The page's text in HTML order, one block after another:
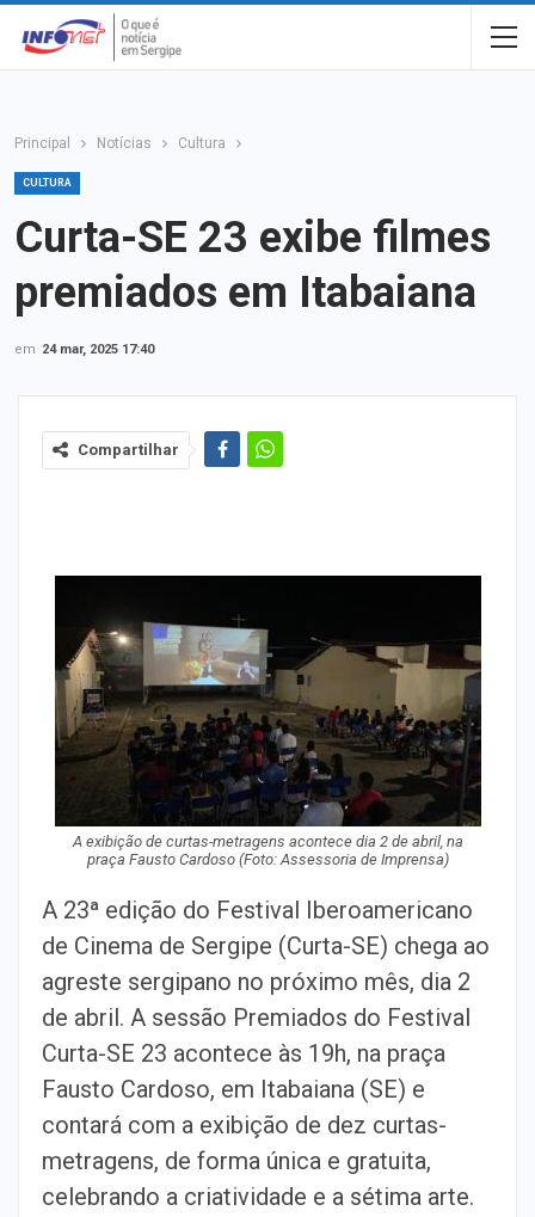
Principal Notícias Cultura
CULTURA
Curta-SE 23 exibe filmes
premiados em Itabaiana
em 24 mar, 2025 17:40
Compartilhar
A exibição de curtas-metragens acontece dia 2 de abril, na
praça Fausto Cardoso (Foto: Assessoria de Imprensa)
A 23ª edição do Festival Iberoamericano
de Cinema de Sergipe (Curta-SE) chega ao
agreste sergipano no próximo mês, dia 2
de abril. A sessão Premiados do Festival
Curta-SE 23 acontece às 19h, na praça
Fausto Cardoso, em Itabaiana (SE) e
contará com a exibição de dez curtas-
metragens, de forma única e gratuita,
celebrando a criatividade e a sétima arte.